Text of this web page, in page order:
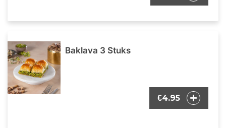
Baklava 3 Stuks
€4.95